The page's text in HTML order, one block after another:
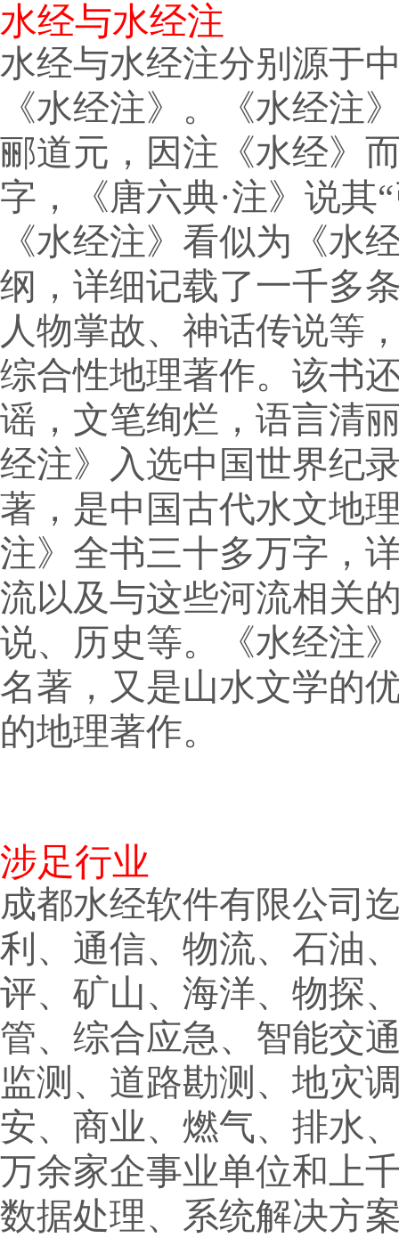
水经与水经注
水经与水经注分别源于
《水经注》。《水经注
郦道元，因注《水经》
字，《唐六典·注》说其
《水经注》看似为《水
纲，详细记载了一千多
人物掌故、神话传说等
综合性地理著作。该书
谣，文笔绚烂，语言清
经注》入选中国世界纪
著，是中国古代水文地
注》全书三十多万字，
流以及与这些河流相关
说、历史等。《水经注
名著，又是山水文学的
的地理著作。
涉足行业
成都水经软件有限公司
利、通信、物流、石油
评、矿山、海洋、物探
管、综合应急、智能交
监测、道路勘测、地灾
安、商业、燃气、排水
万余家企事业单位和上
数据处理、系统解决方